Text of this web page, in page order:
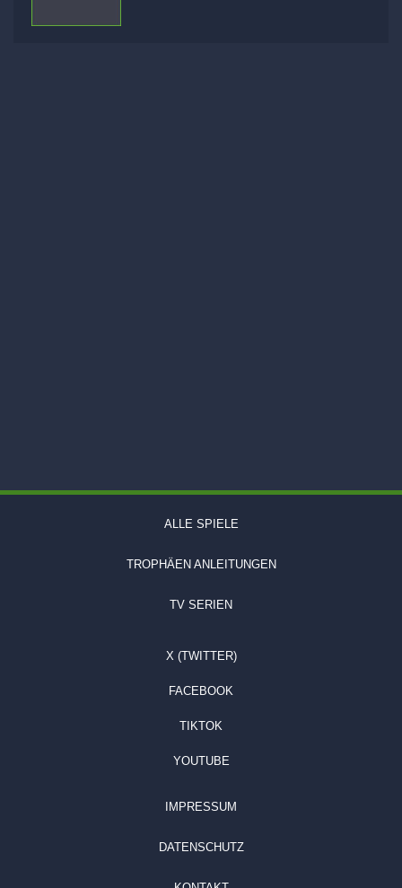
ALLE SPIELE
TROPHÄEN ANLEITUNGEN
TV SERIEN
X (TWITTER)
FACEBOOK
TIKTOK
YOUTUBE
IMPRESSUM
DATENSCHUTZ